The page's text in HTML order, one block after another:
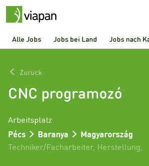
Alle Jobs Jobs bei Land Jobs nach
Zurück
CNC programozó
Arbeitsplatz
Pécs
Baranya
Magyarország
Techniker/Facharbeiter, Herstellung